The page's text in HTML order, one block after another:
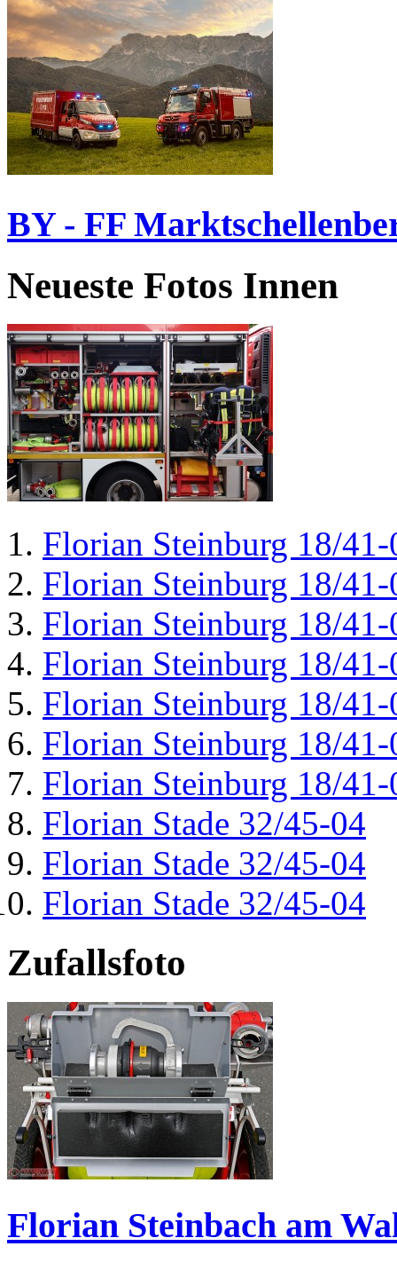
BY - FF
Neueste Fotos Innen
Florian Steinburg 18/41-
Florian Steinburg 18/41-
Florian Steinburg 18/41-
Florian Steinburg 18/41-
Florian Steinburg 18/41-
Florian Steinburg 18/41-
Florian Steinburg 18/41-
Florian Stade 32/45-04
Florian Stade 32/45-04
Florian Stade 32/45-04
Zufallsfoto
Florian Steinbach am